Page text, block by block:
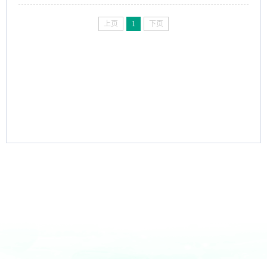
上页 1 下页